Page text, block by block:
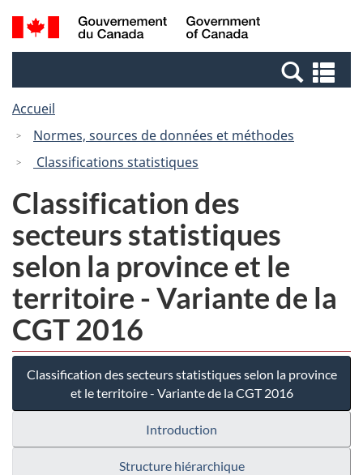
Passer
au
Passer
au
Passer
à
Canada
Recherche
et
et
Accueil
Normes, sources de données et méthodes
Classifications statistiques
Classification des
secteurs statistiques
selon la province et le
territoire - Variante de la
CGT 2016
Classification des secteurs statistiques selon la province
et le territoire - Variante de la CGT 2016
Introduction
Structure hiérarchique